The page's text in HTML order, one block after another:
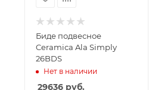
Биде подвесное
Ceramica Ala Simply
26BDS
Нет в наличии
29636руб.